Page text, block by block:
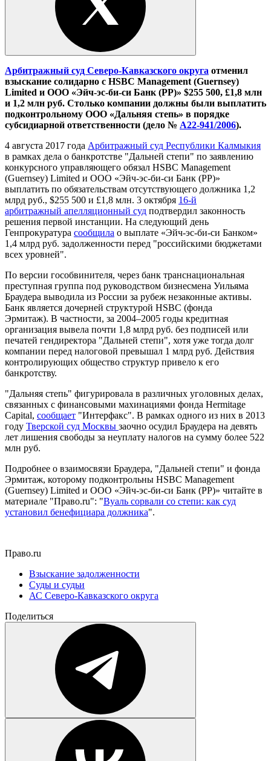
Арбитражный суд Северо-Кавказского округа отменил
взыскание солидарно с HSBC Management (Guernsey)
Limited и ООО «Эйч-эс-би-си Банк (РР)» $255 500, £1,8 млн
и 1,2 млн руб. Столько компании должны были выплатить
подконтрольному ООО «Дальняя степь» в порядке
субсидиарной ответственности (дело № А22-941/2006).
4 августа 2017 года Арбитражный суд Республики Калмыкия
в рамках дела о банкротстве "Дальней степи" по заявлению
конкурсного управляющего обязал HSBC Management
(Guernsey) Limited и ООО «Эйч-эс-би-си Банк (РР)»
выплатить по обязательствам отсутствующего должника 1,2
млрд руб., $255 500 и £1,8 млн. 3 октября 16-й
арбитражный апелляционный суд подтвердил законность
решения первой инстанции. На следующий день
Генпрокуратура сообщила о выплате «Эйч-эс-би-си Банком»
1,4 млрд руб. задолженности перед "российскими бюджетами
всех уровней".
По версии гособвинителя, через банк транснациональная
преступная группа под руководством бизнесмена Уильяма
Браудера выводила из России за рубеж незаконные активы.
Банк является дочерней структурой HSBC (фонда
Эрмитаж). В частности, за 2004–2005 годы кредитная
организация вывела почти 1,8 млрд руб. без подписей или
печатей гендиректора "Дальней степи", хотя уже тогда долг
компании перед налоговой превышал 1 млрд руб. Действия
контролирующих общество структур привело к его
банкротству.
"Дальняя степь" фигурировала в различных уголовных делах,
связанных с финансовыми махинациями фонда Hermitage
Capital, сообщает "Интерфакс". В рамках одного из них в 2013
году Тверской суд Москвы заочно осудил Браудера на девять
лет лишения свободы за неуплату налогов на сумму более 522
млн руб.
Подробнее о взаимосвязи Браудера, "Дальней степи" и фонда
Эрмитаж, которому подконтрольны HSBC Management
(Guernsey) Limited и ООО «Эйч-эс-би-си Банк (РР)» читайте в
материале "Право.ru": "Вуаль сорвали со степи: как суд
установил бенефициара должника".
Право.ru
Взыскание задолженности
Суды и судьи
АС Северо-Кавказского округа
Поделиться